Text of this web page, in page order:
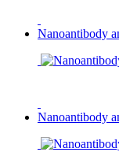
Nanoantibody
Nanoantibody